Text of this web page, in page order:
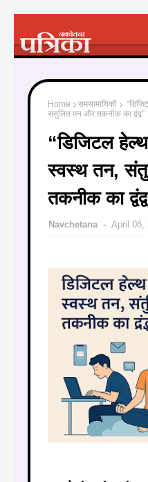
Home समसामायिकी
संतुलित मन और तकनीक का द्वंद्व”
“डिजिटल
स्वस्थ तन,
तकनीक का
Navchetana April 08,